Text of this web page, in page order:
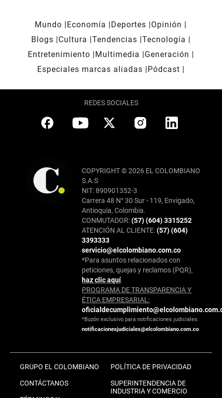
Mundo Economía Deportes
Opinión
Blogs
Cultura Tendencias Tecnología
Entretenimiento
Multimedia
Generación
Especiales marcas aliadas
Pódcast
REDES SOCIALES
COPYRIGHT © 2026 EL COLOMBIANO
S.A.S
NIT: 890901352-3
Carrera 48 N° 30 Sur - 119, Envigado,
Antioquia, Colombia.
CONMUTADOR:(57) (604) 3315252
ATENCIÓN AL CLIENTE:(57) (604)
3393333
servicio@elcolombiano.com.co
*Para asuntos relacionados con
peticiones, quejas y reclamos (PQR),
haz clic aquí
PROGRAMA DE TRANSPARENCIA Y
ÉTICA EMPRESARIAL:
*Buzón exclusivo para notificaciones judiciales:
notificacionesjudiciales@elcolombiano.com.co
GRUPO EL COLOMBIANO
CONTÁCTANOS
POLÍTICA DE PRIVACIDAD
SUPERINTENDENCIA DE
INDUSTRIA Y COMERCIO